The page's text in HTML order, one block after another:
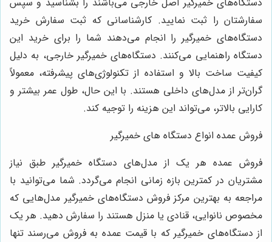
سفارشتان را ثبت نمایید. کارشناسانی که ثبت سفارش خرید
دستگاه‌های خمیرگیر را انجام می‌دهند شما را برای خرید این
دستگاه راهنمایی می‌کنند. دستگاه‌های خمیرگیر خارجی، به دلیل
کیفیت ساخت بالا و استفاده از تکنولوژی‌های پیشرفته، معمولاً
گران‌تر از مدل‌های داخلی هستند. با این حال، طول عمر بیشتر و
کارایی بالاتر، می‌تواند این هزینه را توجیه کند.
فروش عمده انواع دستگاه های خمیرگیر
فروش عمده هر یک از مدل‌های دستگاه خمیرگیر طبق نیاز
مشتریان در کمترین بازه زمانی انجام می‌گردد. شما می‌توانید با
مراجعه به بهترین مرکز فروش دستگاه‌های خمیرگیر مدل‌هایی که
مخصوص نانوایی، قنادی یا منزل هستند را سفارش دهید. هر یک
از دستگاه‌های خمیرگیر که با قیمت عمده به فروش می‌رسند تنها